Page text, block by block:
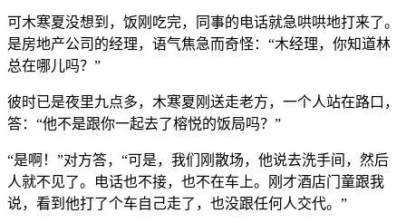
可木寒夏没想到，饭刚吃完，同事的电话就急哄哄地打来了。
是房地产公司的经理，语气焦急而奇怪：“木经理，你知道林
总在哪儿吗？”
彼时已是夜里九点多，木寒夏刚送走老方，一个人站在路口，
答：“他不是跟你一起去了榕悦的饭局吗？”
“是啊！”对方答，“可是，我们刚散场，他说去洗手间，然后
人就不见了。电话也不接，也不在车上。刚才酒店门童跟我
说，看到他打了个车自己走了，也没跟任何人交代。”